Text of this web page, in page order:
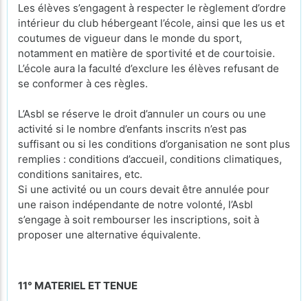
Les élèves s’engagent à respecter le règlement d’ordre
intérieur du club hébergeant l’école, ainsi que les us et
coutumes de vigueur dans le monde du sport,
notamment en matière de sportivité et de courtoisie.
L’école aura la faculté d’exclure les élèves refusant de
se conformer à ces règles.
L’Asbl se réserve le droit d’annuler un cours ou une
activité si le nombre d’enfants inscrits n’est pas
suffisant ou si les conditions d’organisation ne sont plus
remplies : conditions d’accueil, conditions climatiques,
conditions sanitaires, etc.
Si une activité ou un cours devait être annulée pour
une raison indépendante de notre volonté, l’Asbl
s’engage à soit rembourser les inscriptions, soit à
proposer une alternative équivalente.
11° MATERIEL ET TENUE